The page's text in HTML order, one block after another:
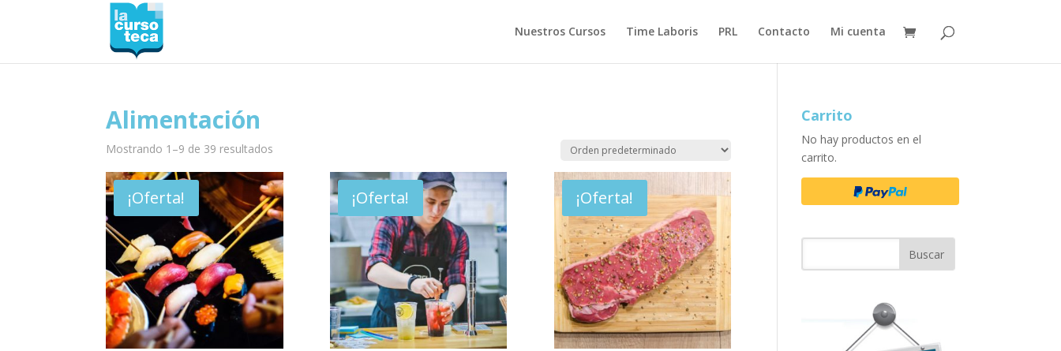
Nuestros Cursos Time Laboris PRL Contacto Mi cuenta
Alimentación
Mostrando 1–9 de 39 resultados
¡Oferta! ¡Oferta! ¡Oferta!
Carrito
No hay productos en el
carrito.